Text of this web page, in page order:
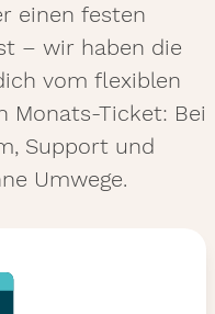
einen festen
– wir haben die
vom flexiblen
Monats-Ticket: Bei
Support und
Umwege.